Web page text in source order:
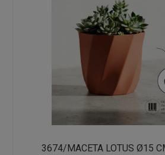
3674/MACETA LOTUS Ø15